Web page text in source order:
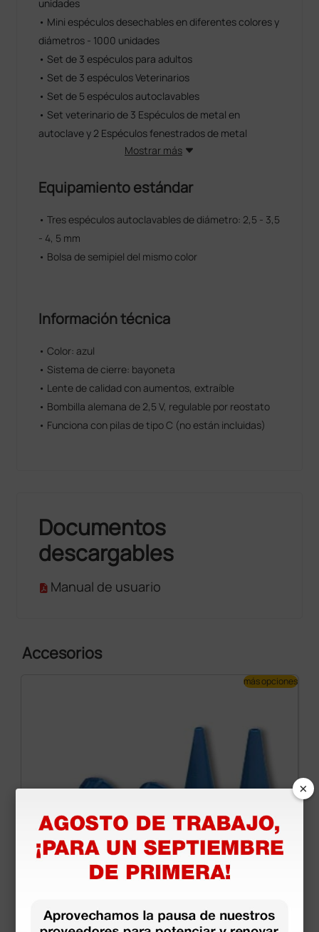
unidades
• Mini espéculos desechables en diferentes colores y
diámetros - 1000 unidades
• Set de 3 espéculos para adultos
• Set de 3 espéculos Veterinarios
• Set de 5 espéculos autoclavables
• Set veterinario de 3 Espéculos de metal en
autoclave y 2 Espéculos fenestrados de metal
Mostrar más
Equipamiento estándar
• Tres espéculos autoclavables de diámetro: 2,5 - 3,5
- 4, 5 mm
• Bolsa de semipiel del mismo color
Información técnica
• Color: azul
• Sistema de cierre: bayoneta
• Lente de calidad con aumentos, extraíble
• Bombilla alemana de 2,5 V, regulable por reostato
• Funciona con pilas de tipo C (no están incluidas)
Documentos
descargables
Manual de usuario
Accesorios
unidades
más opciones
×